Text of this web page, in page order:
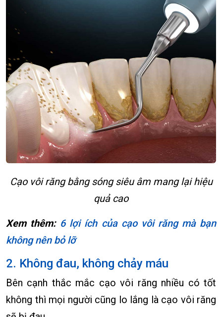
Cạo vôi răng bằng sóng siêu âm mang lại hiệu
quả cao
Xem thêm: 6 lợi ích của cạo vôi răng mà bạn
không nên bỏ lỡ
2. Không đau, không chảy máu
Bên cạnh thắc mắc cạo vôi răng nhiều có tốt
không thì mọi người cũng lo lắng là cạo vôi răng